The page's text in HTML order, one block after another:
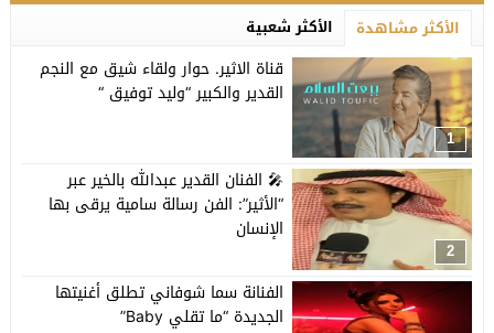
الأكثر مشاهدة الأكثر شعبية
1
قناة الاثير. حوار ولقاء شيق مع النجم
القدير والكبير “وليد توفيق “
2
🎤 الفنان القدير عبدالله بالخير عبر
“الأثير”: الفن رسالة سامية يرقى بها
الإنسان
الفنانة سما شوفاني تطلق أغنيتها
الجديدة “ما تقلي Baby”